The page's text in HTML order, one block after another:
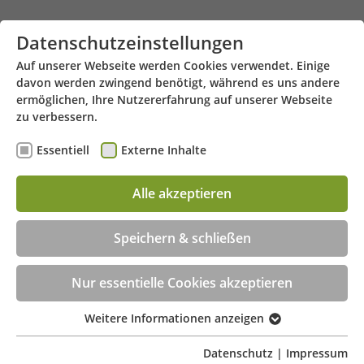
Zum Hauptinhalt springen
Nordstrasse 8 - 63450 Hanau
Beratungstermin jetzt online buchen!
Datenschutzeinstellungen
Auf unserer Webseite werden Cookies verwendet. Einige
davon werden zwingend benötigt, während es uns andere
ermöglichen, Ihre Nutzererfahrung auf unserer Webseite
zu verbessern.
Essentiell Externe Inhalte
Alle akzeptieren
Speichern & schließen
Nur essentielle Cookies akzeptieren
Essentiell
Essentielle Cookies werden für grundlegende
Weitere Informationen anzeigen
Datenschutz | Impressum